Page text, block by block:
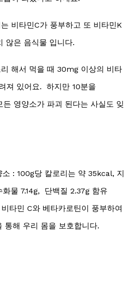
비타민C가 풍부하고 또 비타민K
않은 음식물 입니다.
해서 먹을 때 30mg 이상의 비타
져 있어요. 하지만 10분을
든 영양소가 파괴 된다는 사실도 잊
소 : 100g당 칼로리는 약 35kcal, 지
화물 7.14g, 단백질 2.37g 함유
타민 C와 베타카로틴이 풍부하여
통해 우리 몸을 보호합니다.